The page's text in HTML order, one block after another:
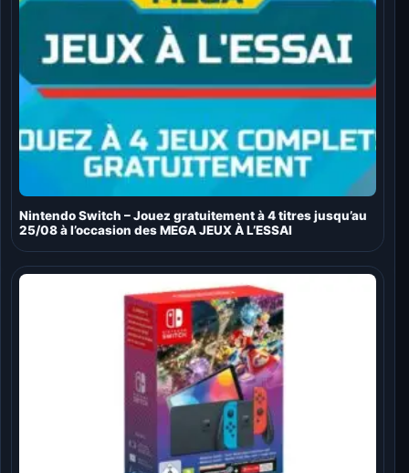
Nintendo Switch – Jouez gratuitement à 4 titres jusqu’au
25/08 à l’occasion des MEGA JEUX À L’ESSAI